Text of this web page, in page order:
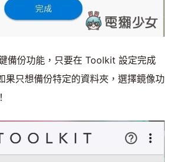
備份功能，只要在 Toolkit 設定完成
果只想備份特定的資料夾，選擇鏡像功